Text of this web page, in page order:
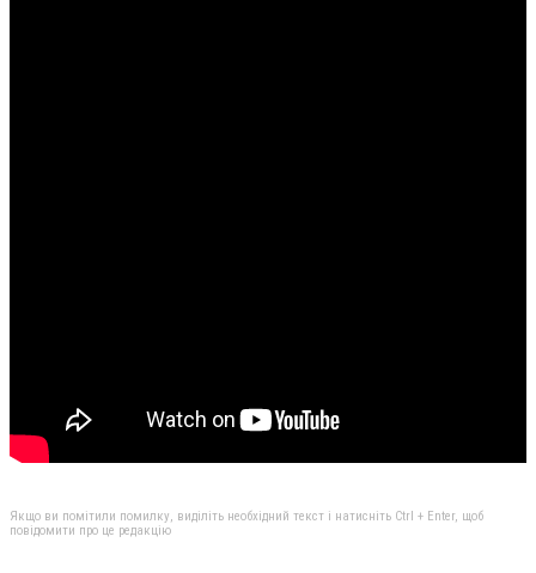
Якщо ви помітили помилку, виділіть необхідний текст і натисніть Ctrl + Enter, щоб
повідомити про це редакцію